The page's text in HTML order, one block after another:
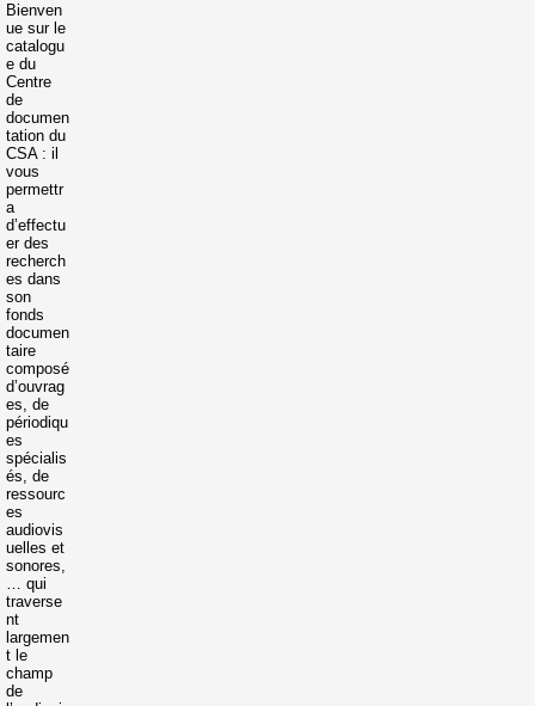
Bienven
ue sur le
catalogu
e du
Centre
de
documen
tation du
CSA : il
vous
permettr
a
d’effectu
er des
recherch
es dans
son
fonds
documen
taire
composé
d’ouvrag
es, de
périodiqu
es
spécialis
és, de
ressourc
es
audiovis
uelles et
sonores,
… qui
traverse
nt
largemen
t le
champ
de